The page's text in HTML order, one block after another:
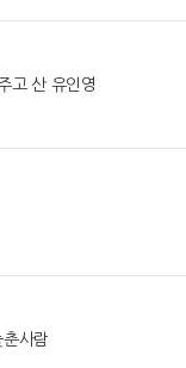
고 산 유인영
사람